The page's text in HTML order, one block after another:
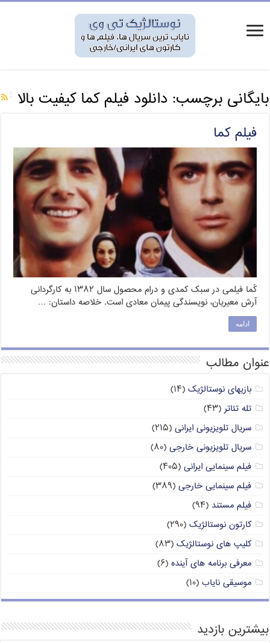
بایگانی برچسب: دانلود فیلم کما کیفیت بالا
فیلم کما
کُما فیلمی در سبک کمدی و درام محصول سال ۱۳۸۲ به کارگردانی
آرش معیریان، نویسندگی پیمان معادی است. خلاصه داستان: …
ادامه
عنوان مطالب
بازیهای نوستالژیک (۱۴)
تله تئاتر (۴۳)
سریال تلویزیونی ایرانی (۲۱۵)
سریال تلویزیونی خارجی (۸۰)
فیلم سینمایی ایرانی (۴۰۵)
فیلم سینمایی خارجی (۳۸۹)
فیلم مستند (۹۴)
کارتون نوستالژیک (۲۹۰)
کلیپ های نوستالژیک (۸۳)
معرفی برنامه های آینده (۶)
موسیقی نایاب (۱۰)
بیشترین بازدید